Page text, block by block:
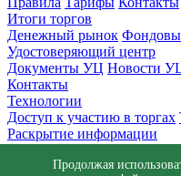
Итоги торгов
Денежный рынок
Удостоверяющий центр
Документы УЦ Новости
Контакты
Технологии
Доступ к участию в торгах
Раскрытие информации
Обращения Заявка в
Продолжая